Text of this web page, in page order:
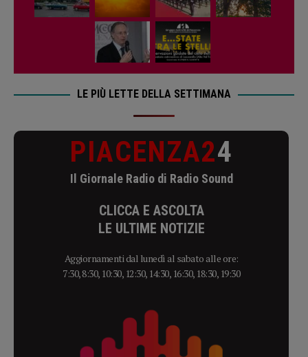
LE PIÙ LETTE DELLA SETTIMANA
PIACENZA24
Il Giornale Radio di Radio Sound
CLICCA E ASCOLTA
LE ULTIME NOTIZIE
Aggiornamenti dal lunedì al sabato alle ore:
7:30, 8:30, 10:30, 12:30, 14:30, 16:30, 18:30, 19:30